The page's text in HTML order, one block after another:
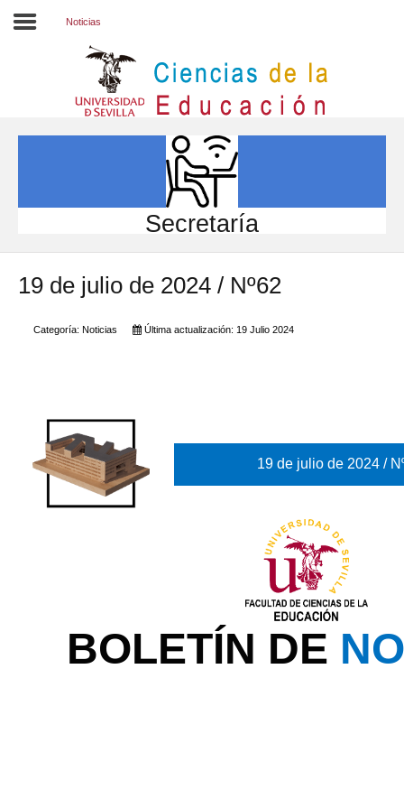
INVESTIGACIÓN
INTERNACIONAL
Directorio FCCE
Noticias
Secretaría
19 de julio de 2024 / Nº62
Categoría: Noticias Última actualización: 19 Julio 2024
19 de julio de 2024 /
BOLETÍN DE